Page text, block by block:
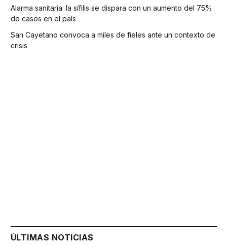
Alarma sanitaria: la sífilis se dispara con un aumento del 75%
de casos en el país
San Cayetano convoca a miles de fieles ante un contexto de
crisis
ÚLTIMAS NOTICIAS